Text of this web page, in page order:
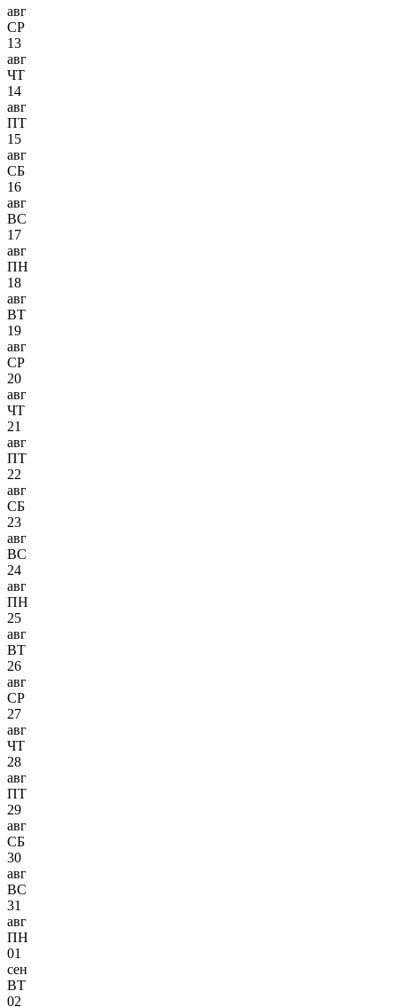
авг
СР
13
авг
ЧТ
14
авг
ПТ
15
авг
СБ
16
авг
ВС
17
авг
ПН
18
авг
ВТ
19
авг
СР
20
авг
ЧТ
21
авг
ПТ
22
авг
СБ
23
авг
ВС
24
авг
ПН
25
авг
ВТ
26
авг
СР
27
авг
ЧТ
28
авг
ПТ
29
авг
СБ
30
авг
ВС
31
авг
ПН
01
сен
ВТ
02